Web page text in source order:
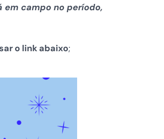
campo no período,
o link abaixo;